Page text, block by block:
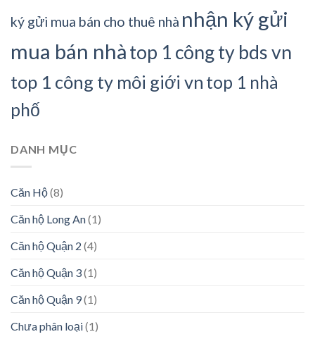
ký gửi mua bán cho thuê nhà nhận ký gửi
mua bán nhàtop 1 công ty bds vn
top 1 công ty môi giới vn top 1 nhà
phố
DANH MỤC
Căn Hộ(8)
Căn hộ Long An(1)
Căn hộ Quận 2 (4)
Căn hộ Quận 3(1)
Căn hộ Quận 9(1)
Chưa phân loại(1)